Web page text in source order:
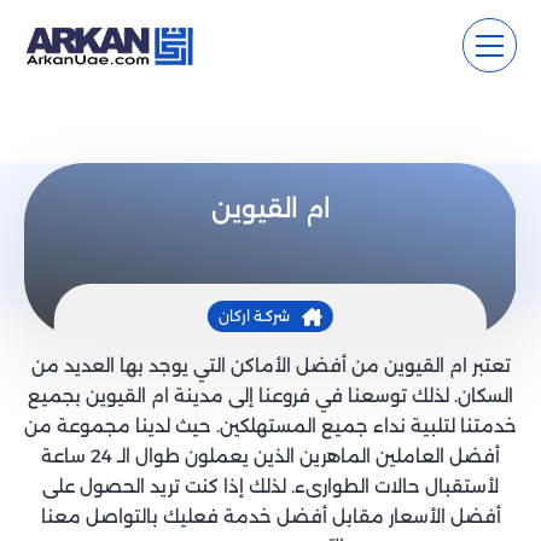
شركـة اركان
ام القيوين
تعتبر ام القيوين من أفضل الأماكن التي يوجد بها العديد من
السكان. لذلك توسعنا في فروعنا إلى مدينة ام القيوين بجميع
خدمتنا لتلبية نداء جميع المستهلكين. حيث لدينا مجموعة من
أفضل العاملين الماهرين الذين يعملون طوال الـ 24 ساعة
لأستقبال حالات الطوارىء. لذلك إذا كنت تريد الحصول على
أفضل الأسعار مقابل أفضل خدمة فعليك بالتواصل معنا